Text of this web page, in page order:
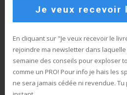
Je m’appelle Sébastien Dorotte,
professionnel et voici mon
te livre mes meilleurs conseils
en technique, en improvisation,
polyvalent et que tu exploses
Je veux recevoir
En cliquant sur "Je veux recevoir le
rejoindre ma newsletter dans
semaine des conseils pour exploser
comme un PRO! Pour info je hais les
ne sera jamais cédée ni revendue.